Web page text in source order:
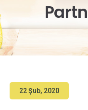
22 Şub, 2020